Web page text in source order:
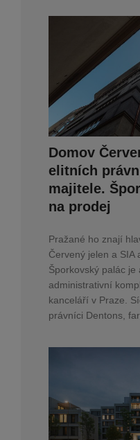
Domov
elitních
majitele.
na prodej
Pražané ho znají
Červený jelen a SIA
Šporkovský palác je
administrativní
kanceláří v Praze.
právníci Dentons,